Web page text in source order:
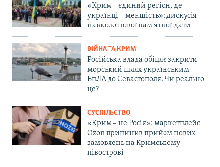
«Крим – єдиний регіон, де
українці – меншість»: дискусія
навколо нової пам'ятної дати
ВІЙНА ТА КРИМ
Російська влада обіцяє закрити
морський шлях українським
БпЛА до Севастополя. Чи реально
це?
СУСПІЛЬСТВО
«Крим – не Росія»: маркетплейс
Ozon припинив прийом нових
замовлень на Кримському
півострові